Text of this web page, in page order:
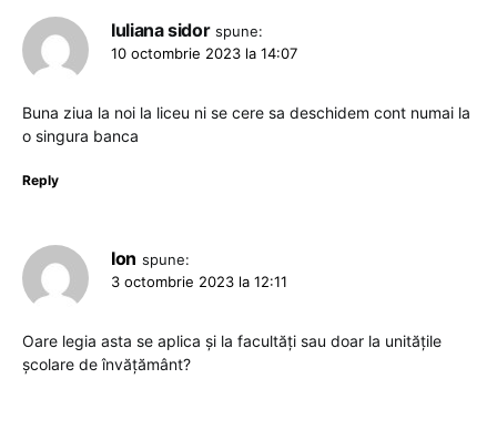
Iuliana sidor spune:
10 octombrie 2023 la 14:07
Buna ziua la noi la liceu ni se cere sa deschidem cont numai la
o singura banca
Reply
Ion spune:
3 octombrie 2023 la 12:11
Oare legia asta se aplica și la facultăți sau doar la unitățile
școlare de învățământ?